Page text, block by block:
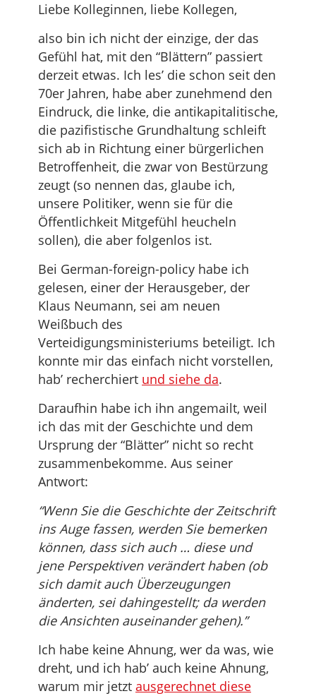
Liebe Kolleginnen, liebe Kollegen,
also bin ich nicht der einzige, der das
Gefühl hat, mit den “Blättern” passiert
derzeit etwas. Ich les’ die schon seit den
70er Jahren, habe aber zunehmend den
Eindruck, die linke, die antikapitalitische,
die pazifistische Grundhaltung schleift
sich ab in Richtung einer bürgerlichen
Betroffenheit, die zwar von Bestürzung
zeugt (so nennen das, glaube ich,
unsere Politiker, wenn sie für die
Öffentlichkeit Mitgefühl heucheln
sollen), die aber folgenlos ist.
Bei German-foreign-policy habe ich
gelesen, einer der Herausgeber, der
Klaus Neumann, sei am neuen
Weißbuch des
Verteidigungsministeriums beteiligt. Ich
konnte mir das einfach nicht vorstellen,
hab’ recherchiert und siehe da.
Daraufhin habe ich ihn angemailt, weil
ich das mit der Geschichte und dem
Ursprung der “Blätter” nicht so recht
zusammenbekomme. Aus seiner
Antwort:
“Wenn Sie die Geschichte der Zeitschrift
ins Auge fassen, werden Sie bemerken
können, dass sich auch … diese und
jene Perspektiven verändert haben (ob
sich damit auch Überzeugungen
änderten, sei dahingestellt; da werden
die Ansichten auseinander gehen).”
Ich habe keine Ahnung, wer da was, wie
dreht, und ich hab’ auch keine Ahnung,
warum mir jetzt ausgerechnet diese